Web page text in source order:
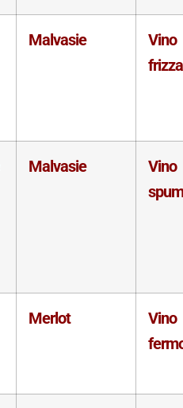
Malvasie
Vino
Malvasie
Vino
Merlot
Vino